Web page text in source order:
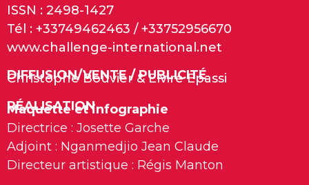
ISSN : 2498-1427
Tél : +33749462463 / +33752956670
www.challenge-international.net
DIFFUSION/VENTE / PUBLICITÉ
Christophe Bouvier & Elvire Epassi
RÉALISATION
Maquette et infographie
Directrice : Josette Garche
Adjoint : Nganmedjio Jean Claude
Directeur artistique : Régis Manton